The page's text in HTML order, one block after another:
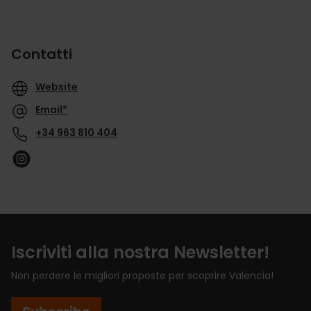
Contatti
Website
Email*
+34 963 810 404
Iscriviti alla nostra Newsletter!
Non perdere le migliori proposte per scoprire Valencia!